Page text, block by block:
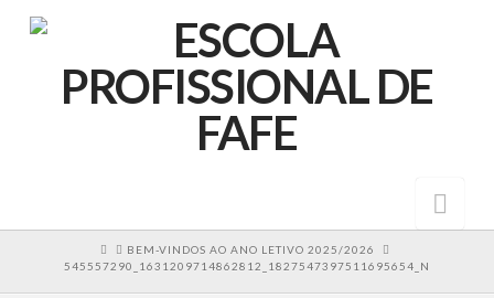
HOMEBEM-VINDOS AO ANO LETIVO 2025/2026
545557290_1631209714862812_1827547397511695654_N